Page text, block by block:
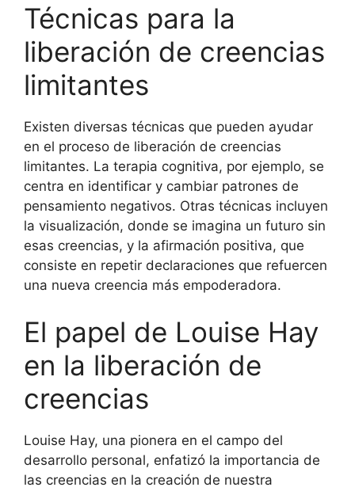
Técnicas para la
liberación de creencias
limitantes
Existen diversas técnicas que pueden ayudar
en el proceso de liberación de creencias
limitantes. La terapia cognitiva, por ejemplo, se
centra en identificar y cambiar patrones de
pensamiento negativos. Otras técnicas incluyen
la visualización, donde se imagina un futuro sin
esas creencias, y la afirmación positiva, que
consiste en repetir declaraciones que refuercen
una nueva creencia más empoderadora.
El papel de Louise Hay
en la liberación de
creencias
Louise Hay, una pionera en el campo del
desarrollo personal, enfatizó la importancia de
las creencias en la creación de nuestra